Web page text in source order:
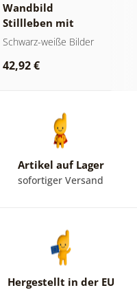
Wandbild
Stillleben mit
Aufschrift Home
Schwarz-weiße Bilder
42,92 €
Artikel auf Lager
sofortiger Versand
Hergestellt in der EU